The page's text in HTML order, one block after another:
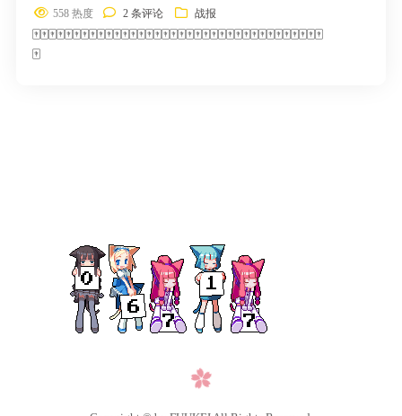
558 热度 2 条评论 战报
🀄🀄🀄🀄🀄🀄🀄🀄🀄🀄🀄🀄🀄🀄🀄🀄🀄🀄🀄🀄🀄🀄🀄🀄🀄🀄🀄🀄🀄🀄🀄🀄🀄🀄🀄🀄
🀄